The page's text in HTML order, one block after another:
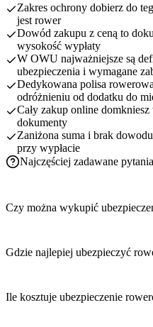
Zakres ochrony dobierz do
jest rower
Dowód zakupu z ceną to
wysokość wypłaty
W OWU najważniejsze są
ubezpieczenia i wymagane
Dedykowana polisa
odróżnieniu od dodatku do
Cały zakup online
dokumenty
Zaniżona suma i brak
przy wypłacie
Najczęściej zadawane pytania
Czy można wykupić
Gdzie najlepiej ubezpieczyć
Ile kosztuje ubezpieczenie